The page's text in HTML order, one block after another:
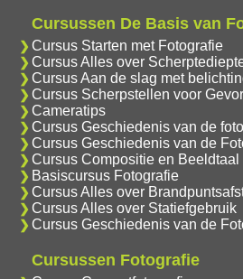
Cursussen De Basis van
Cursus Starten met Fotografie
Cursus Alles over
Cursus Aan de slag met
Cursus Scherpstellen voor
Cameratips
Cursus Geschiedenis van de
Cursus Geschiedenis van de
Cursus Compositie en Beeldtaal
Basiscursus Fotografie
Cursus Alles over
Cursus Alles over Statiefgebruik
Cursus Geschiedenis van de
Cursussen Fotografie